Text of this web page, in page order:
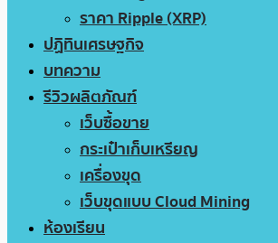
ราคา Ripple (XRP)
ปฏิทินเศรษฐกิจ
บทความ
รีวิวผลิตภัณฑ์
เว็บซื้อขาย
กระเป๋าเก็บเหรียญ
เครื่องขุด
เว็บขุดแบบ Cloud Mining
ห้องเรียน